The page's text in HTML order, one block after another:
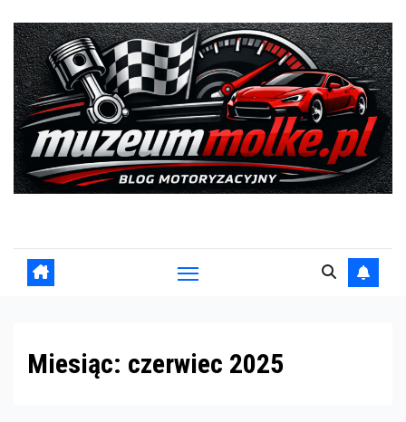
content
Miesiąc: czerwiec 2025